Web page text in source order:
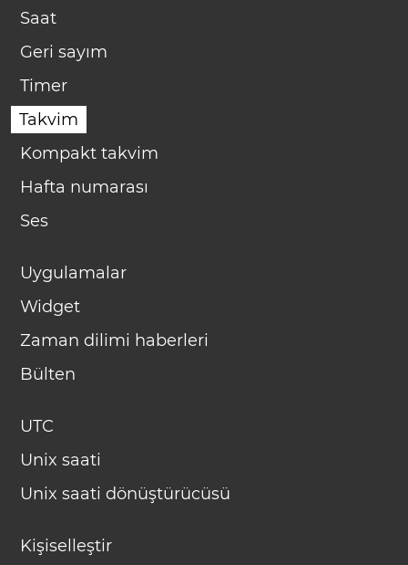
Saat
Geri sayım
Timer
Takvim
Kompakt takvim
Hafta numarası
Ses
Uygulamalar
Widget
Zaman dilimi haberleri
Bülten
UTC
Unix saati
Unix saati dönüştürücüsü
Kişiselleştir